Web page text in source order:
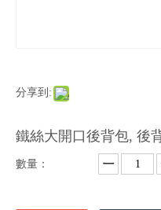
分享到:
鐵絲大開口後背包, 後
數量：